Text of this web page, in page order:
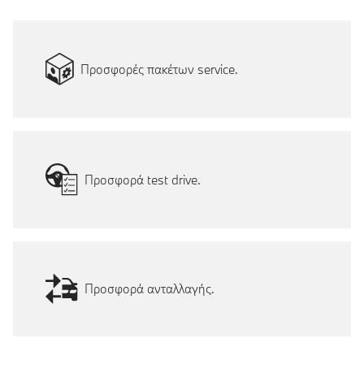
Προσφορές πακέτων service.
Προσφορά test drive.
Προσφορά ανταλλαγής.